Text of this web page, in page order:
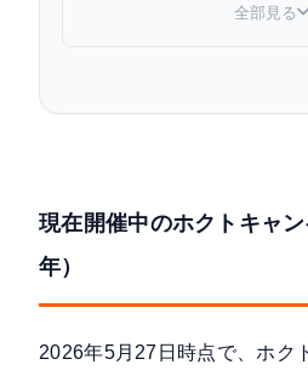
全部見る
現在開催中のホクトキャ
年）
2026年5月27日時点で、ホク